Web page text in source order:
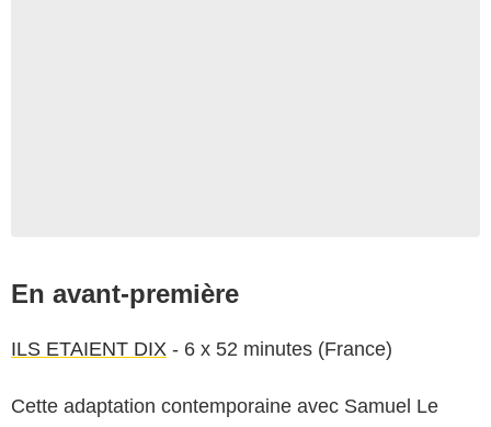
En avant-première
ILS ETAIENT DIX - 6 x 52 minutes (France)
Cette adaptation contemporaine avec Samuel Le